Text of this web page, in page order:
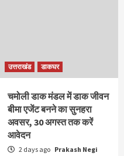
उत्तराखंड डाकघर
चमोली डाक मंडल में डाक जीवन
बीमा एजेंट बनने का सुनहरा
अवसर, 30 अगस्त तक करें
आवेदन
2 days ago Prakash Negi